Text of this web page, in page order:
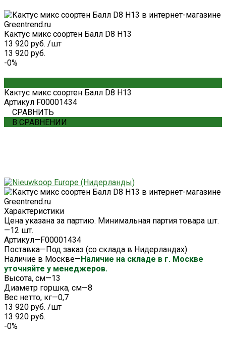
Кактус микс соортен Балл D8 H13
13 920 руб. /шт
13 920 руб.
-0%
Кактус микс соортен Балл D8 H13
Артикул F00001434
СРАВНИТЬ
В СРАВНЕНИИ
Характеристики
Цена указана за партию. Минимальная партия товара шт.
—12 шт.
Артикул—F00001434
Поставка—Под заказ (со склада в Нидерландах)
Наличие в Москве—Наличие на складе в г. Москве
уточняйте у менеджеров.
Высота, см—13
Диаметр горшка, см—8
Вес нетто, кг—0,7
13 920 руб. /шт
13 920 руб.
-0%